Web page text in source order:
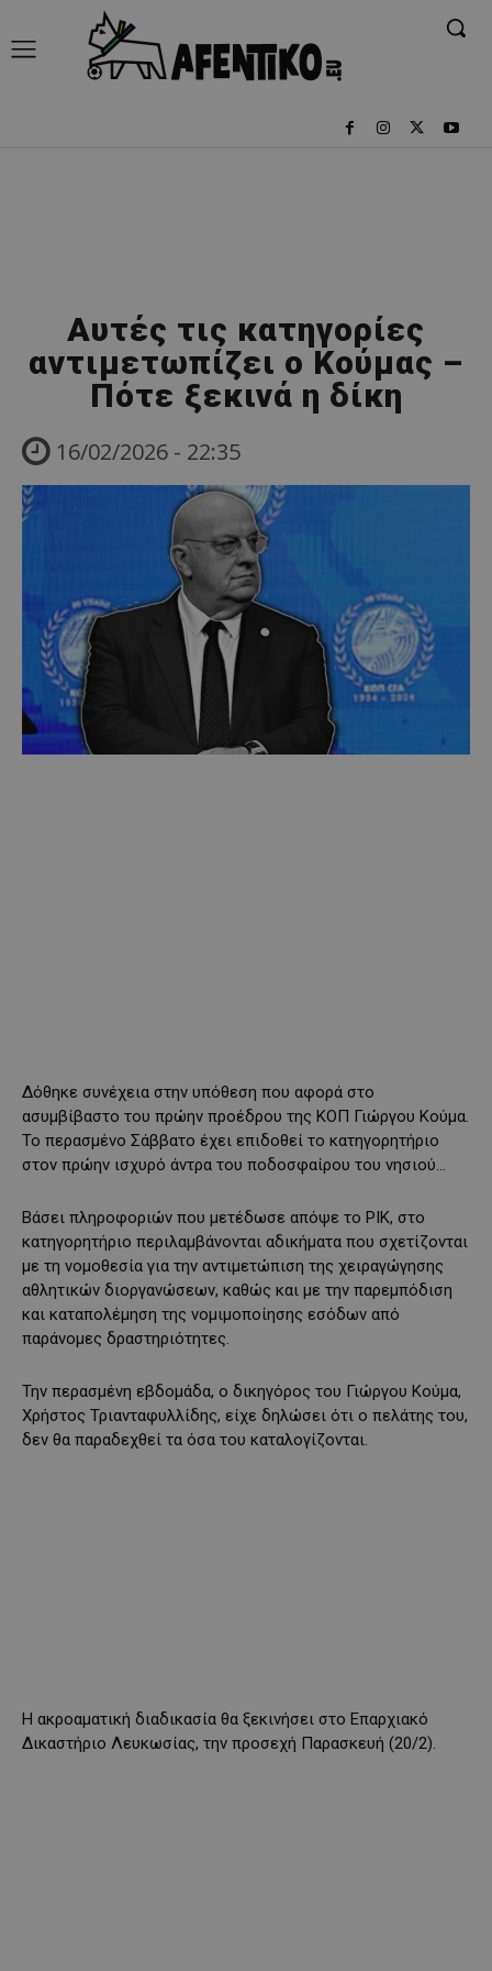
Aυτές τις κατηγορίες
αντιμετωπίζει ο Κούμας –
Πότε ξεκινά η δίκη
16/02/2026 - 22:35
Δόθηκε συνέχεια στην υπόθεση που αφορά στο
ασυμβίβαστο του πρώην προέδρου της ΚΟΠ Γιώργου Κούμα.
Το περασμένο Σάββατο έχει επιδοθεί το κατηγορητήριο
στον πρώην ισχυρό άντρα του ποδοσφαίρου του νησιού…
Βάσει πληροφοριών που μετέδωσε απόψε το ΡΙΚ, στο
κατηγορητήριο περιλαμβάνονται αδικήματα που σχετίζονται
με τη νομοθεσία για την αντιμετώπιση της χειραγώγησης
αθλητικών διοργανώσεων, καθώς και με την παρεμπόδιση
και καταπολέμηση της νομιμοποίησης εσόδων από
παράνομες δραστηριότητες.
Την περασμένη εβδομάδα, ο δικηγόρος του Γιώργου Κούμα,
Χρήστος Τριανταφυλλίδης, είχε δηλώσει ότι ο πελάτης του,
δεν θα παραδεχθεί τα όσα του καταλογίζονται.
Η ακροαματική διαδικασία θα ξεκινήσει στο Επαρχιακό
Δικαστήριο Λευκωσίας, την προσεχή Παρασκευή (20/2).